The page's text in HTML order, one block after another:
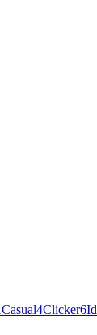
Casual4Clicker6